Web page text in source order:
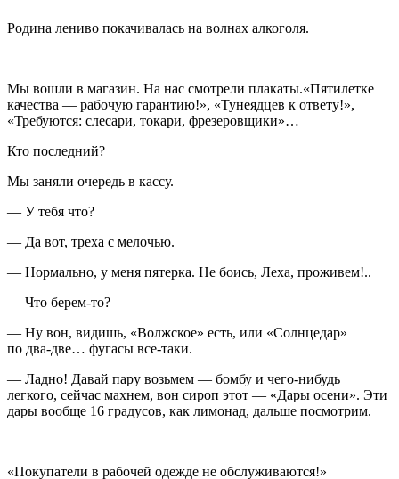
Родина лениво покачивалась на волнах алкоголя.
Мы вошли в магазин. На нас смотрели плакаты.«Пятилетке
качества — рабочую гарантию!», «Тунеядцев к ответу!»,
«Требуются: слесари, токари, фрезеровщики»…
Кто последний?
Мы заняли очередь в кассу.
— У тебя что?
— Да вот, треха с мелочью.
— Нормально, у меня пятерка. Не боись, Леха, проживем!..
— Что берем-то?
— Ну вон, видишь, «Волжское» есть, или «Солнцедар»
по два-две… фугасы все-таки.
— Ладно! Давай пару возьмем — бомбу и чего-нибудь
легкого, сейчас махнем, вон сироп этот — «Дары осени». Эти
дары вообще 16 градусов, как лимонад, дальше посмотрим.
«Покупатели в рабочей одежде не обслуживаются!»